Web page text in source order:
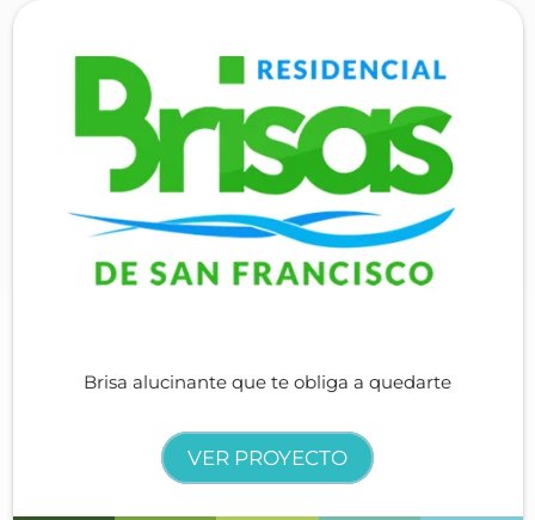
Brisa alucinante que te obliga a quedarte
VER PROYECTO